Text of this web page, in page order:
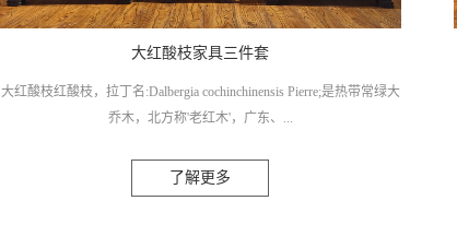
大红酸枝家具三件套
大红酸枝红酸枝，拉丁名:Dalbergia cochinchinensis Pierre;是热带常绿大
乔木，北方称'老红木'，广东、...
广西称为'酸枝'。《国家红木标准》定为'红酸枝'，红酸枝为豆科檀属木
了解更多